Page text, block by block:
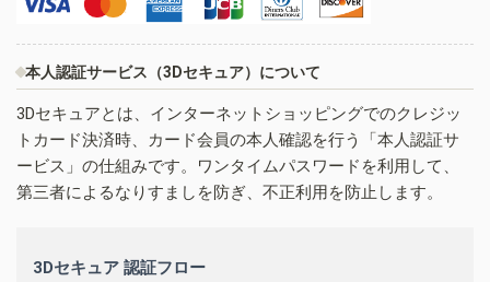
本人認証サービス（3Dセキュア）について
3Dセキュアとは、インターネットショッピングでのクレジッ
トカード決済時、カード会員の本人確認を行う「本人認証サ
ービス」の仕組みです。ワンタイムパスワードを利用して、
第三者によるなりすましを防ぎ、不正利用を防止します。
3Dセキュア 認証フロー